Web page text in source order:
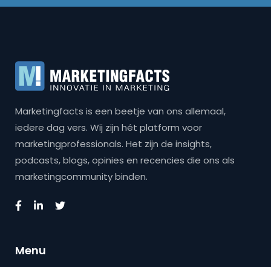
Marketingfacts is een beetje van ons allemaal,
iedere dag vers. Wij zijn hét platform voor
marketingprofessionals. Het zijn de insights,
podcasts, blogs, opinies en recencies die ons als
marketingcommunity binden.
Menu